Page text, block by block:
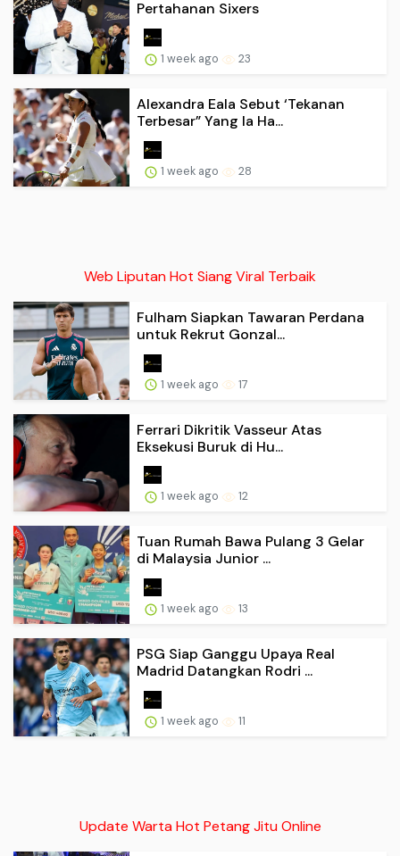
Pertahanan Sixers
1 week ago 23
Alexandra Eala Sebut ‘Tekanan
Terbesar” Yang Ia Ha...
1 week ago 28
Web Liputan Hot Siang Viral Terbaik
Fulham Siapkan Tawaran Perdana
untuk Rekrut Gonzal...
1 week ago 17
Ferrari Dikritik Vasseur Atas
Eksekusi Buruk di Hu...
1 week ago 12
Tuan Rumah Bawa Pulang 3 Gelar
di Malaysia Junior ...
1 week ago 13
PSG Siap Ganggu Upaya Real
Madrid Datangkan Rodri ...
1 week ago 11
Update Warta Hot Petang Jitu Online